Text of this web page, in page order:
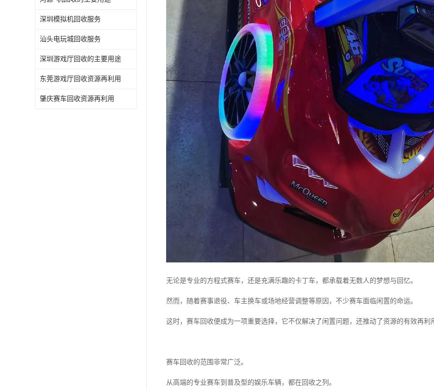
深圳模拟机回收服务
汕头电玩城回收服务
深圳游戏厅回收的主要用途
东莞游戏厅回收资源再利用
肇庆赛车回收资源再利用
无论是专业的方程式赛车，还是充满乐趣的卡丁车，都承载着无数人的梦想与回忆。
然而，随着赛事退役、车主换车或场地经营调整等原因，不少赛车面临闲置的命运。
这时，赛车回收便成为一项重要选择，它不仅解决了闲置问题，还推动了资源的有效再
赛车回收的范围非常广泛。
从高端的专业赛车到普及型的娱乐车辆，都在回收之列。